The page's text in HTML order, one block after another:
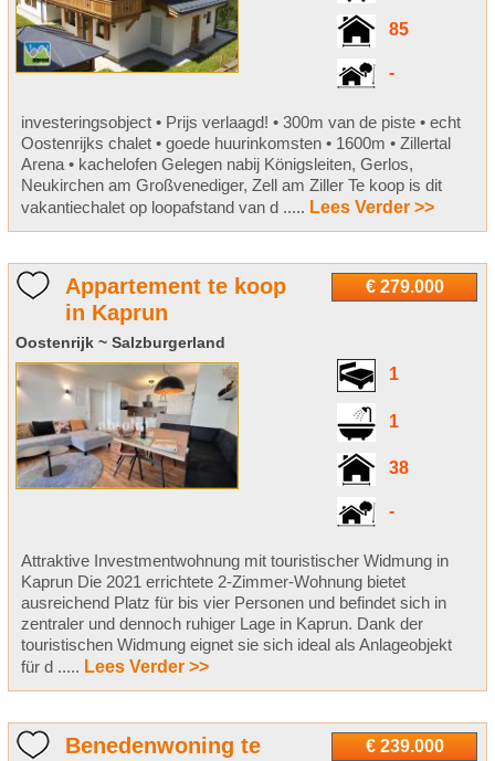
85
-
investeringsobject • Prijs verlaagd! • 300m van de piste • echt
Oostenrijks chalet • goede huurinkomsten • 1600m • Zillertal
Arena • kachelofen Gelegen nabij Königsleiten, Gerlos,
Neukirchen am Großvenediger, Zell am Ziller Te koop is dit
vakantiechalet op loopafstand van d ..... Lees Verder >>
€ 279.000
Appartement te koop
in Kaprun
Oostenrijk ~ Salzburgerland
1
1
38
-
Attraktive Investmentwohnung mit touristischer Widmung in
Kaprun Die 2021 errichtete 2-Zimmer-Wohnung bietet
ausreichend Platz für bis vier Personen und befindet sich in
zentraler und dennoch ruhiger Lage in Kaprun. Dank der
touristischen Widmung eignet sie sich ideal als Anlageobjekt
für d ..... Lees Verder >>
€ 239.000
Benedenwoning te